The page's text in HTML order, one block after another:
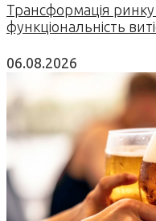
Трансформація ринку
функціональність
06.08.2026